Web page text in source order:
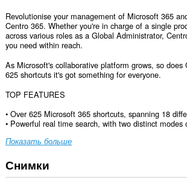
Revolutionise your management of Microsoft 365
Centro 365. Whether you're in charge of a single
across various roles as a Global Administrator,
you need within reach.
As Microsoft's collaborative platform grows, so does
625 shortcuts it's got something for everyone.
TOP FEATURES
• Over 625 Microsoft 365 shortcuts, spanning 18
• Powerful real time search, with two distinct modes
Показать больше
Снимки